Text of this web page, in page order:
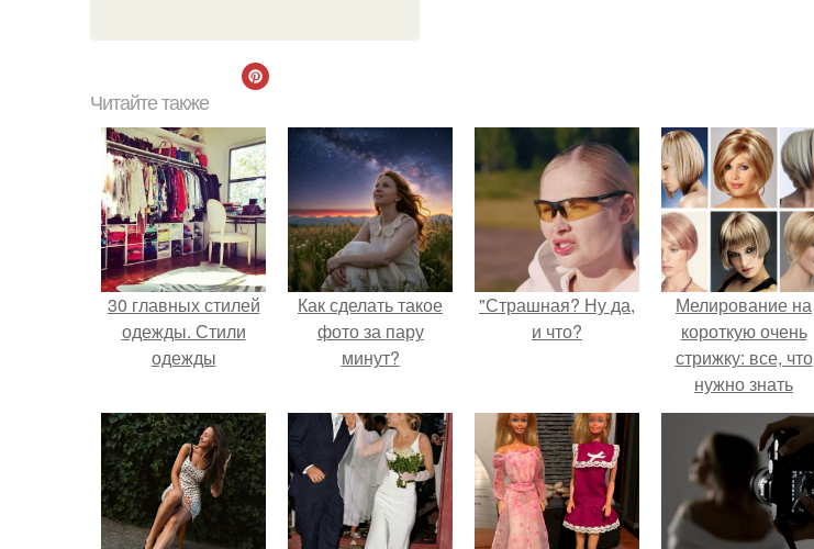
Читайте также
30 главных стилей
одежды. Стили
одежды
Как сделать такое
фото за пару
минут?
"Страшная? Ну да,
и что?
Мелирование на
короткую очень
стрижку: все, что
нужно знать